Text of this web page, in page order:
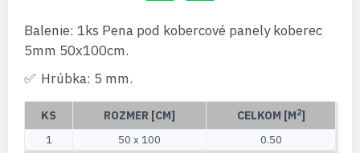
Balenie: 1ks Pena pod kobercové panely koberec
5mm 50x100cm.
Hrúbka: 5 mm.
KS ROZMER [CM] CELKOM [M2]
1 50 x 100
0.50